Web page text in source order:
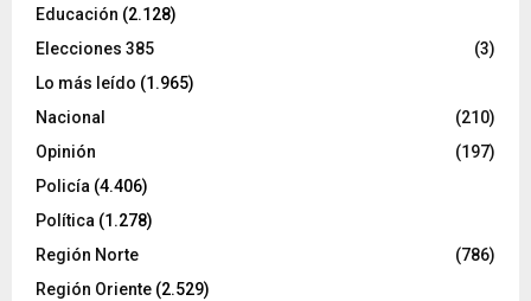
Educación (2.128)
Elecciones 385
(3)
Lo más leído (1.965)
Nacional
(210)
Opinión
(197)
Policía (4.406)
Política (1.278)
Región Norte
(786)
Región Oriente (2.529)